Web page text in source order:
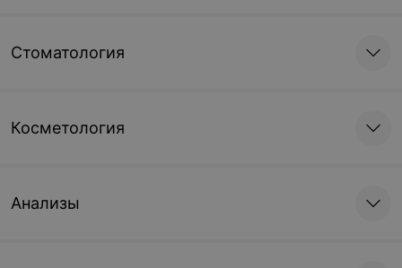
Стоматология
Косметология
Анализы